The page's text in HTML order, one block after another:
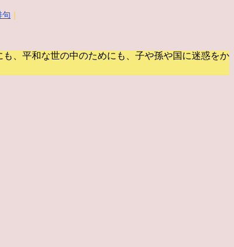
句
も、平和な世の中のためにも、子や孫や国に迷惑をか